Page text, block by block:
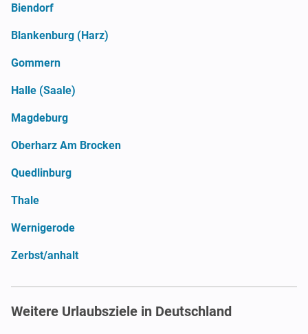
Biendorf
Blankenburg (Harz)
Gommern
Halle (Saale)
Magdeburg
Oberharz Am Brocken
Quedlinburg
Thale
Wernigerode
Zerbst/anhalt
Weitere Urlaubsziele in Deutschland